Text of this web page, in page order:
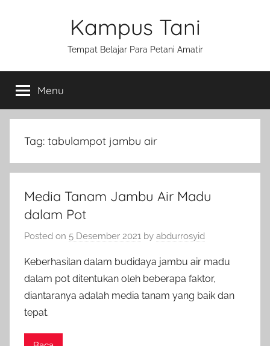
Kampus Tani
Tempat Belajar Para Petani Amatir
Menu
Tag: tabulampot jambu air
Media Tanam Jambu Air Madu
dalam Pot
Posted on 5 Desember 2021 by abdurrosyid
Keberhasilan dalam budidaya jambu air madu
dalam pot ditentukan oleh beberapa faktor,
diantaranya adalah media tanam yang baik dan
tepat.